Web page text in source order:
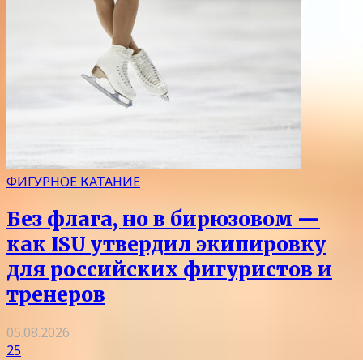
ФИГУРНОЕ КАТАНИЕ
Без флага, но в бирюзовом —
как ISU утвердил экипировку
для российских фигуристов и
тренеров
05.08.2026
25